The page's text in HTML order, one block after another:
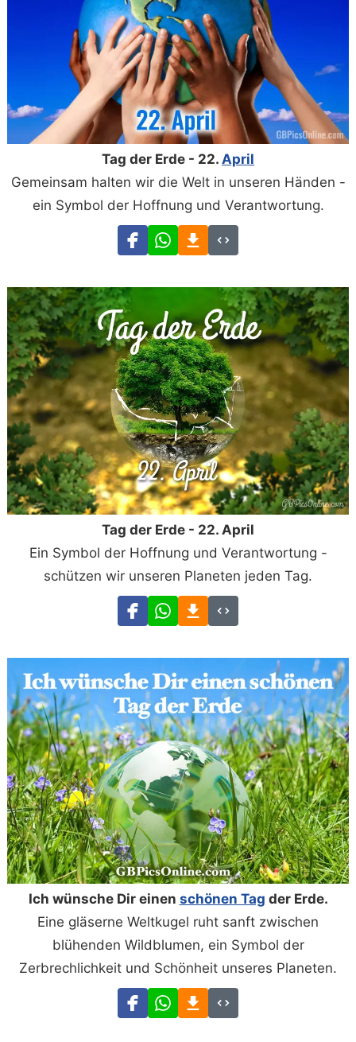
Tag der Erde - 22. April
Gemeinsam halten wir die Welt in unseren Händen -
ein Symbol der Hoffnung und Verantwortung.
Tag der Erde - 22. April
Ein Symbol der Hoffnung und Verantwortung -
schützen wir unseren Planeten jeden Tag.
Ich wünsche Dir einen schönen Tag der Erde.
Eine gläserne Weltkugel ruht sanft zwischen
blühenden Wildblumen, ein Symbol der
Zerbrechlichkeit und Schönheit unseres Planeten.